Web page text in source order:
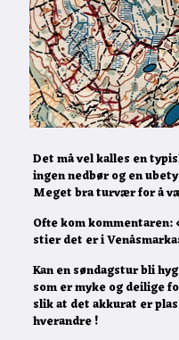
Det må vel kalles en
ingen nedbør og en
Meget bra turvær for å
Ofte kom kommentaren:
stier det er i
Kan en søndagstur bli
som er myke og deilige
slik at det akkurat er
hverandre !